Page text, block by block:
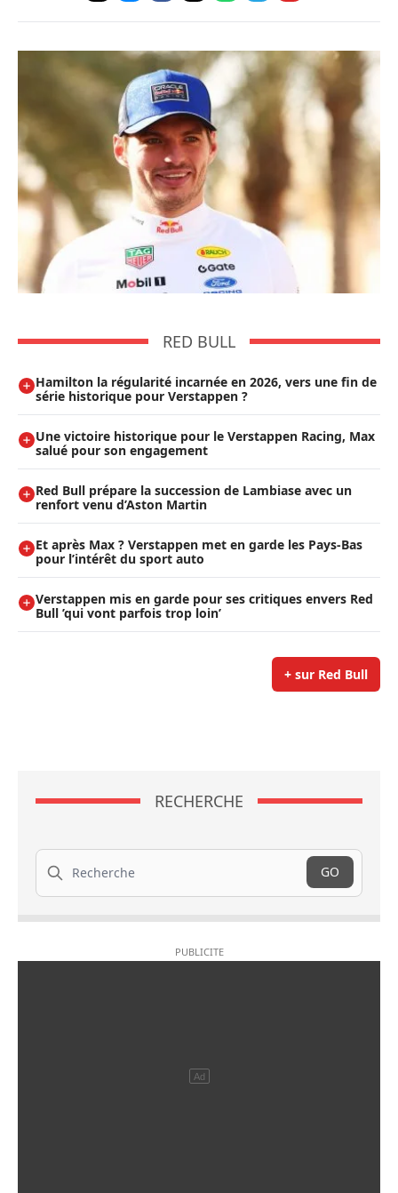
RED BULL
Hamilton la régularité incarnée en 2026, vers une fin de
série historique pour Verstappen ?
Une victoire historique pour le Verstappen Racing, Max
salué pour son engagement
Red Bull prépare la succession de Lambiase avec un
renfort venu d’Aston Martin
Et après Max ? Verstappen met en garde les Pays-Bas
pour l’intérêt du sport auto
Verstappen mis en garde pour ses critiques envers Red
Bull ’qui vont parfois trop loin’
+ sur Red Bull
RECHERCHE
Recherche
GO